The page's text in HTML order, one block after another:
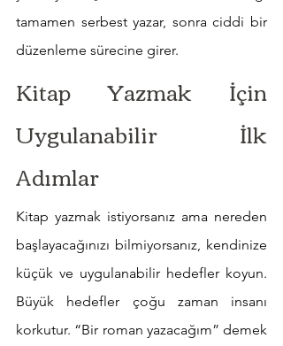
tamamen serbest yazar, sonra ciddi bir
düzenleme sürecine girer.
Kitap Yazmak İçin
Uygulanabilir İlk
Adımlar
Kitap yazmak istiyorsanız ama nereden
başlayacağınızı bilmiyorsanız, kendinize
küçük ve uygulanabilir hedefler koyun.
Büyük hedefler çoğu zaman insanı
korkutur. “Bir roman yazacağım” demek